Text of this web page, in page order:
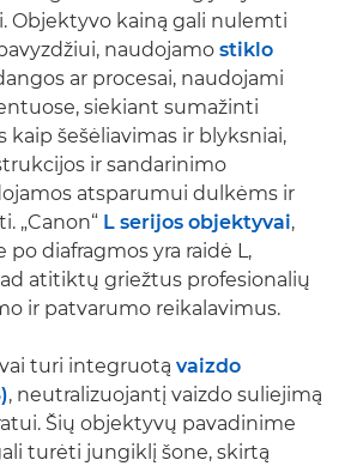
Objektyvo kainą gali nulemti
naudojamo stiklo
ar procesai, naudojami
siekiant sumažinti
kaip šešėliavimas ir blyksniai,
ir sandarinimo
atsparumui dulkėms ir
„Canon“ L serijos objektyvai,
diafragmos yra raidė L,
atitiktų griežtus profesionalių
ir patvarumo reikalavimus.
turi integruotą vaizdo
, neutralizuojantį vaizdo suliejimą
Šių objektyvų pavadinime
turėti jungiklį šone, skirtą